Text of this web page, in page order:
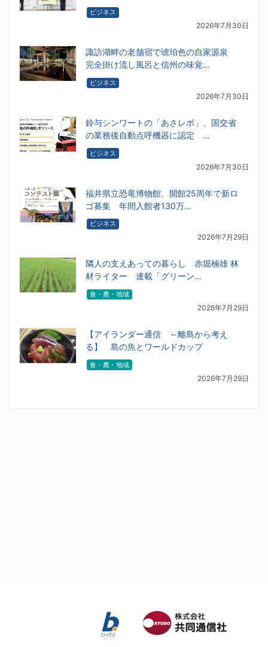
ビジネス
2026年7月30日
諏訪湖畔の老舗宿で琥珀色の自家源泉
完全掛け流し風呂と信州の味覚…
ビジネス
2026年7月30日
鈴与シンワートの「あさレポ」、国交省
の業務後自動点呼機器に認定 …
ビジネス
2026年7月30日
福井県立恐竜博物館、開館25周年で新ロ
ゴ募集 年間入館者130万…
ビジネス
2026年7月29日
隣人の支えあっての暮らし 赤堀楠雄 林
材ライター 連載「グリーン…
食・農・地域
2026年7月29日
【アイランダー通信 ～離島から考え
る】 島の魚とワールドカップ
食・農・地域
2026年7月29日